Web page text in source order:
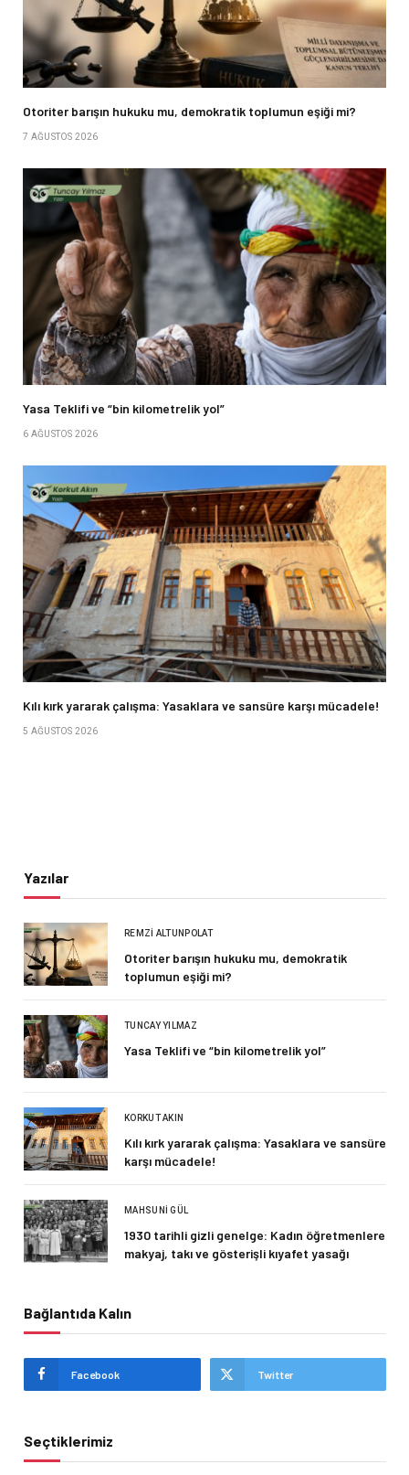
Otoriter barışın hukuku mu, demokratik toplumun eşiği mi?
7 AĞUSTOS 2026
Yasa Teklifi ve “bin kilometrelik yol”
6 AĞUSTOS 2026
Kılı kırk yararak çalışma: Yasaklara ve sansüre karşı mücadele!
5 AĞUSTOS 2026
Yazılar
REMZI ALTUNPOLAT
Otoriter barışın hukuku mu, demokratik
toplumun eşiği mi?
TUNCAY YILMAZ
Yasa Teklifi ve “bin kilometrelik yol”
KORKUT AKIN
Kılı kırk yararak çalışma: Yasaklara ve sansüre
karşı mücadele!
MAHSUNI GÜL
1930 tarihli gizli genelge: Kadın öğretmenlere
makyaj, takı ve gösterişli kıyafet yasağı
Bağlantıda Kalın
Facebook Twitter
Seçtiklerimiz